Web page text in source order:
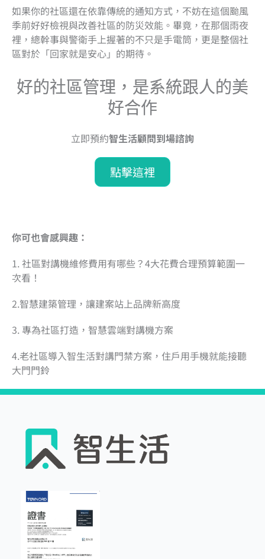
如果你的社區還在依靠傳統的通知方式，不妨在這個颱風
季前好好檢視與改善社區的防災效能。 畢竟，在那個雨夜
裡，總幹事與警衛手上握著的不只是手電筒，更是整個社
區對於「回家就是安心」的期待。
好的社區管理，是系統跟人的美
好合作
立即預約智生活顧問到場諮詢
點擊這裡
你可也會感興趣：
1. 社區對講機維修費用有哪些？4大花費合理預算範圍一
次看！
2.智慧建築管理，讓建案站上品牌新高度
3. 專為社區打造，智慧雲端對講機方案
4.老社區導入智生活對講門禁方案，住戶用手機就能接聽
大門門鈴